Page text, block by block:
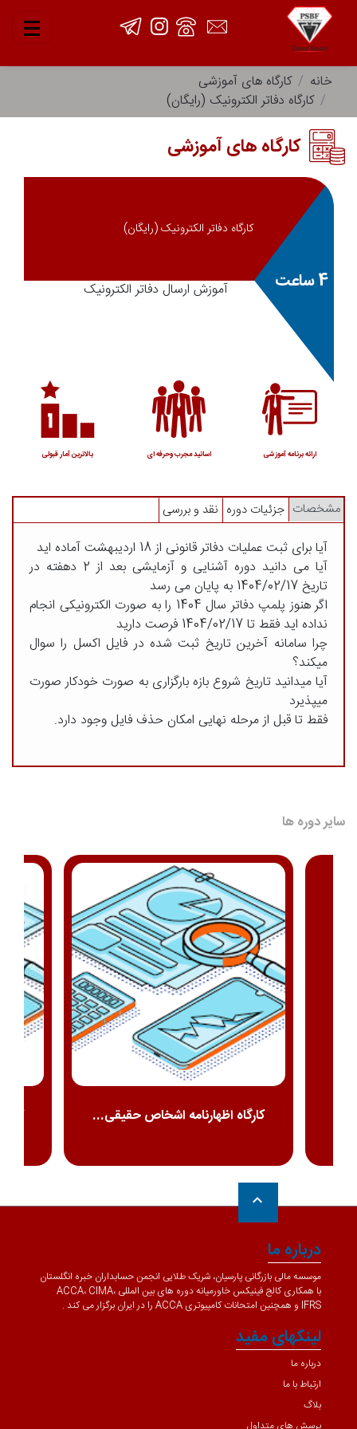
خانه
کارگاه های آموزشی
کارگاه دفاتر الکترونیک (رایگان)
کارگاه های آموزشی
کارگاه دفاتر الکترونیک (رایگان)
4 ساعت آموزش ارسال دفاتر الکترونیک
ارائه برنامه آموزشی اساتید مجرب وحرفه ای بالاترین آمار قبولی
مشخصات جزئیات دوره نقد و بررسی
آیا برای ثبت عملیات دفاتر قانونی از 18 اردیبهشت آماده اید
آیا می دانید دوره آشنایی و آزمایشی بعد از 2 دهفته در
تاریخ 1404/02/17 به پایان می رسد
اگر هنوز پلمپ دفاتر سال 1404 را به صورت الکترونیکی انجام
نداده اید فقط تا 1404/02/17 فرصت دارید
چرا سامانه آخرین تاریخ ثبت شده در فایل اکسل را سوال
میکند؟
آیا میدانید تاریخ شروع بازه بارگزاری به صورت خودکار صورت
میپذیرد
فقط تا قبل از مرحله نهایی امکان حذف فایل وجود دارد.
سایر دوره ها
کارگاه اظهارنامه اشخاص حقیقی...
keyboard_arrow_up
درباره ما
موسسه مالی بازرگانی پارسیان، شریک طلایی انجمن حسابداران خبره انگلستان
با همکاری کالج فینیکس خاورمیانه دوره های بین المللی ACCA، CIMA،
IFRS و همچنین امتحانات کامپیوتری ACCA را در ایران برگزار می کند .
لینکهای مفید
درباره ما
ارتباط با ما
بلاگ